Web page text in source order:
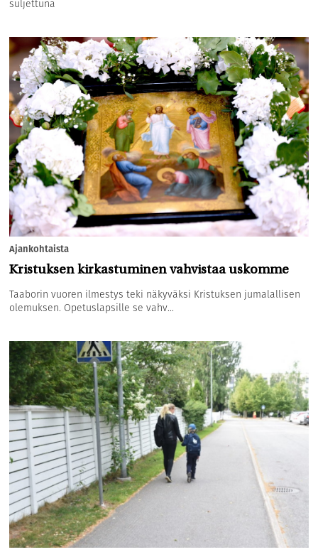
suljettuna
Ajankohtaista
Kristuksen kirkastuminen vahvistaa uskomme
Taaborin vuoren ilmestys teki näkyväksi Kristuksen jumalallisen
olemuksen. Opetuslapsille se vahv...